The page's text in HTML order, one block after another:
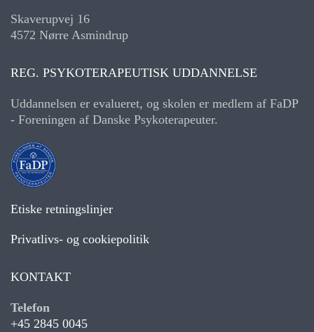
Skaverupvej 16
4572 Nørre Asmindrup
REG. PSYKOTERAPEUTISK UDDANNELSE
Uddannelsen er evalueret, og skolen er medlem af FaDP
- Foreningen af Danske Psykoterapeuter.
Etiske retningslinjer
Privatlivs- og cookiepolitik
KONTAKT
Telefon
+45 2845 0045